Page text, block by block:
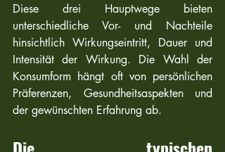
Diese drei Hauptwege bieten
unterschiedliche Vor- und Nachteile
hinsichtlich Wirkungseintritt, Dauer und
Intensität der Wirkung. Die Wahl der
Konsumform hängt oft von persönlichen
Präferenzen, Gesundheitsaspekten und
der gewünschten Erfahrung ab.